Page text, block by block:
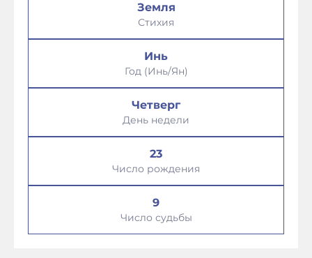
Земля
Стихия
Инь
Год (Инь/Ян)
Четверг
День недели
23
Число рождения
9
Число судьбы